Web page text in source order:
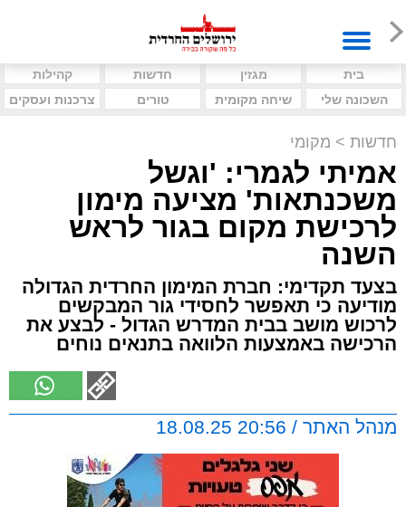
בית מגזין חדשות
קהילות
השכונה שלי
שיחה מקומית טורים צרכנות ועסקים
חדשות > מקומי
אמיתי לגמרי: 'וגשל
משכנתאות' מציעה מימון
לרכישת מקום בגור לראש
השנה
בצעד תקדימי: חברת המימון החרדית הגדולה
מודיעה כי תאפשר לחסידי גור המבקשים
לרכוש מושב בבית המדרש הגדול - לבצע את
הרכישה באמצעות הלוואה בתנאים נוחים
מנהל האתר / 20:56 18.08.25